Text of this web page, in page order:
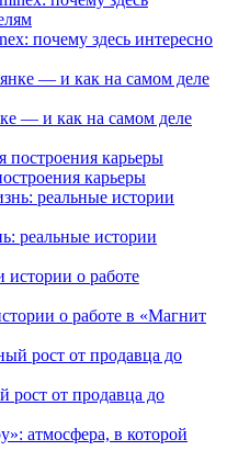
почему здесь интересно
— и как на самом деле
карьеры
реальные истории
о работе в «Магнит
рост от продавца до